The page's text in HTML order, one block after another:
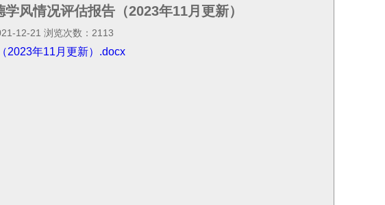
风情况评估报告（2023年11月更新）
12-21 浏览次数： 2113
2023年11月更新）.docx